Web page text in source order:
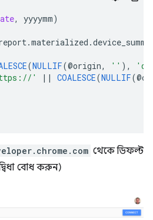
, yyyymm)
.materialized .
(NULLIF(@origin, '' ),
' || COALESCE(NULLIF(@
থেকে ডিফল্ট
বোধ করুন)